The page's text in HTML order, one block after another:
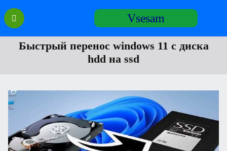
Перейти
содержанию
Vsesam
Быстрый перенос windows 11 с диска
hdd на ssd